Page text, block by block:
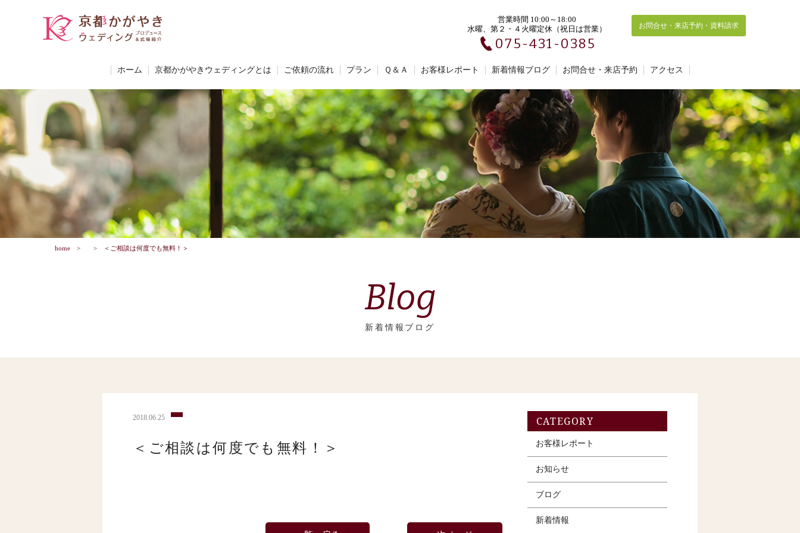
営業時間 10:00～18:00
水曜、第２・４火曜定休（祝日は営業）
075-431-0385
お問合せ・来店予約・資料請求
ホーム 京都かがやきウェディングとは ご依頼の流れ プラン Ｑ＆Ａ お客様レポート 新着情報ブログ お問合せ・来店予約 アクセス
home ＜ご相談は何度でも無料！＞
Blog
新着情報ブログ
2018.06.25
＜ご相談は何度でも無料！＞
CATEGORY
お客様レポート
お知らせ
ブログ
新着情報